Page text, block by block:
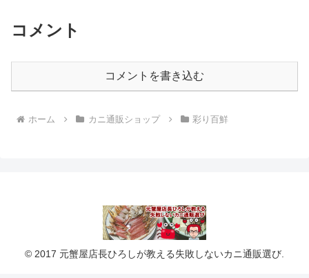
コメント
コメントを書き込む
ホーム カニ通販ショップ 彩り百鮮
© 2017 元蟹屋店長ひろしが教える失敗しないカニ通販選び.